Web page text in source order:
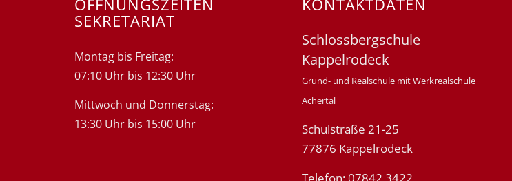
SEKRETARIAT
Montag bis Freitag:
07:10 Uhr bis 12:30 Uhr
Mittwoch und Donnerstag:
13:30 Uhr bis 15:00 Uhr
Schlossbergschule
Kappelrodeck
Grund- und Realschule mit Werkrealschule
Achertal
Schulstraße 21-25
77876 Kappelrodeck
Telefon: 07842 3422